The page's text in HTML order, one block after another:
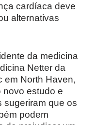
cardíaca deve
alternativas
da medicina
Netter da
em North Haven,
novo estudo e
sugeriram que os
podem